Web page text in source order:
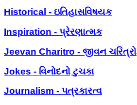
Historical - ઇતિહાસવિષયક
Inspiration - પ્રેરણાત્મક
Jeevan Charitro - જીવન ચરિત્રો
Jokes - વિનોદનો ટુચકા
Journalism - પત્રકારત્વ